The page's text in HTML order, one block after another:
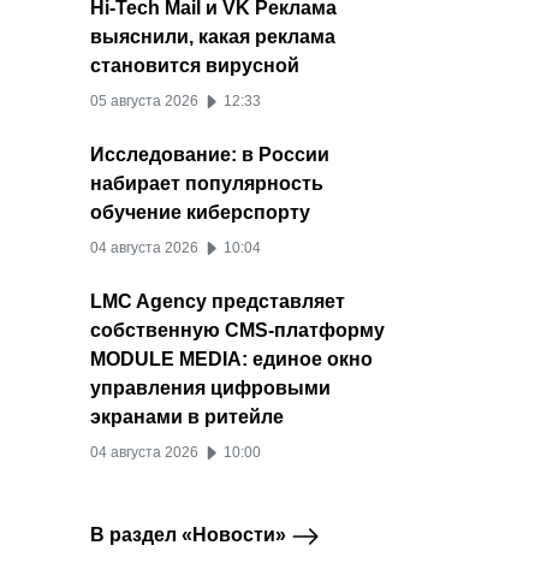
Hi-Tech Mail и VK Реклама
выяснили, какая реклама
становится вирусной
05 августа 2026 12:33
Исследование: в России
набирает популярность
обучение киберспорту
04 августа 2026 10:04
LMC Agency представляет
собственную CMS-платформу
MODULE MEDIA: единое окно
управления цифровыми
экранами в ритейле
04 августа 2026 10:00
В раздел «Новости»